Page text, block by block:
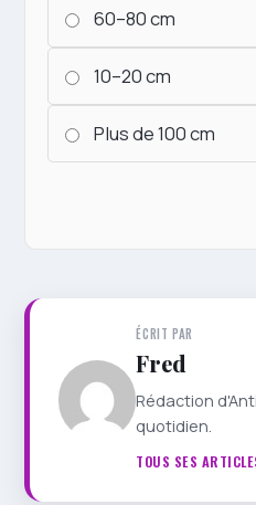
60–80 cm
10–20 cm
Plus de 100 cm
ÉCRIT PAR
Fred
Rédaction
quotidien.
TOUS SES